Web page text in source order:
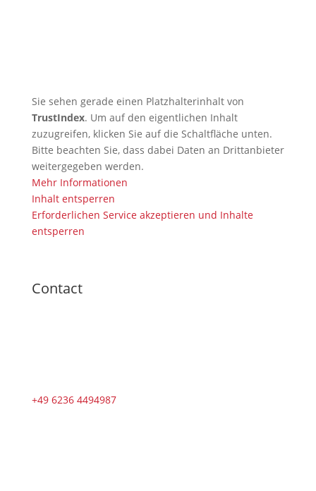
Sie sehen gerade einen Platzhalterinhalt von
TrustIndex. Um auf den eigentlichen Inhalt
zuzugreifen, klicken Sie auf die Schaltfläche unten.
Bitte beachten Sie, dass dabei Daten an Drittanbieter
weitergegeben werden.
Mehr Informationen
Inhalt entsperren
Erforderlichen Service akzeptieren und Inhalte
entsperren
Contact
+49 6236 4494987